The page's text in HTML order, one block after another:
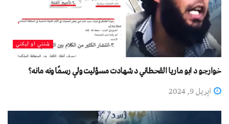
شنني او لیکني
خوارجو د ابو ماریا القحطاني د شهادت مسؤلیت ولې رسمًا ونه مانه؟
اپریل 9, 2024